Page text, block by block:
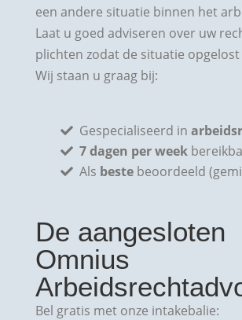
een andere situatie binnen het
Laat u goed adviseren over uw
plichten zodat de situatie
Wij staan u graag bij:
Gespecialiseerd in
7 dagen per week
Als bestebeoordeeld
De aangesloten
Omnius
Bel gratis met onze intakebalie: